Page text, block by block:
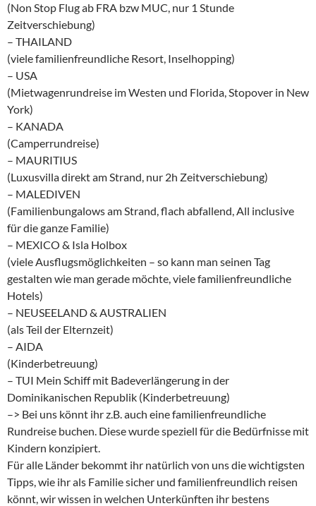
(Non Stop Flug ab FRA bzw MUC, nur 1 Stunde
Zeitverschiebung)
– THAILAND
(viele familienfreundliche Resort, Inselhopping)
– USA
(Mietwagenrundreise im Westen und Florida, Stopover in New
York)
– KANADA
(Camperrundreise)
– MAURITIUS
(Luxusvilla direkt am Strand, nur 2h Zeitverschiebung)
– MALEDIVEN
(Familienbungalows am Strand, flach abfallend, All inclusive
für die ganze Familie)
– MEXICO & Isla Holbox
(viele Ausflugsmöglichkeiten – so kann man seinen Tag
gestalten wie man gerade möchte, viele familienfreundliche
Hotels)
– NEUSEELAND & AUSTRALIEN
(als Teil der Elternzeit)
– AIDA
(Kinderbetreuung)
– TUI Mein Schiff mit Badeverlängerung in der
Dominikanischen Republik (Kinderbetreuung)
–> Bei uns könnt ihr z.B. auch eine familienfreundliche
Rundreise buchen. Diese wurde speziell für die Bedürfnisse mit
Kindern konzipiert.
Für alle Länder bekommt ihr natürlich von uns die wichtigsten
Tipps, wie ihr als Familie sicher und familienfreundlich reisen
könnt, wir wissen in welchen Unterkünften ihr bestens